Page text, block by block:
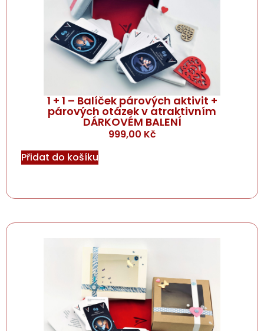
1 + 1 – Balíček párových aktivit +
párových otázek v atraktivním
DÁRKOVÉM BALENÍ
999,00 Kč
Přidat do košíku